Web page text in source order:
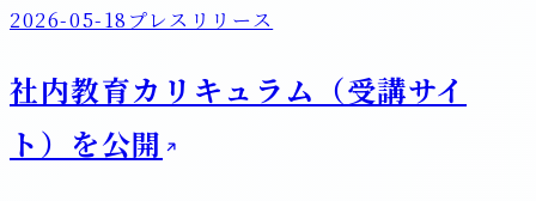
2026-05-18 プレスリリース
社内教育カリキュラム（受講サイ
ト）を公開